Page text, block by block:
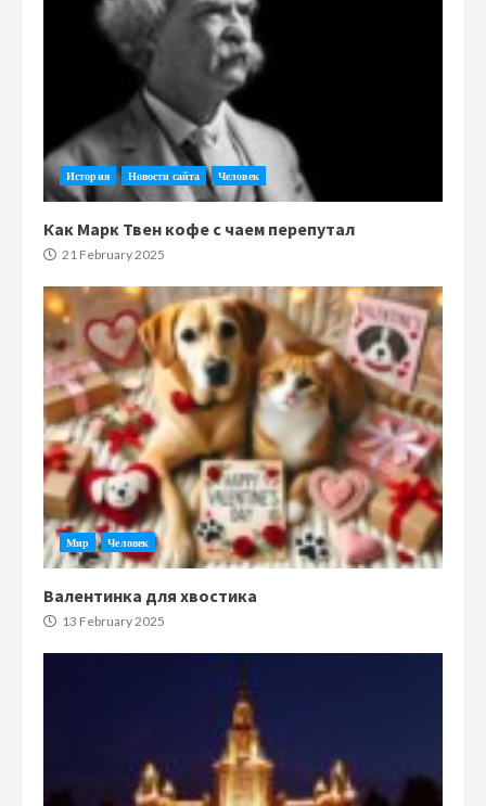
История Новости сайта Человек
Как Марк Твен кофе с чаем перепутал
21 February 2025
Мир Человек
Валентинка для хвостика
13 February 2025